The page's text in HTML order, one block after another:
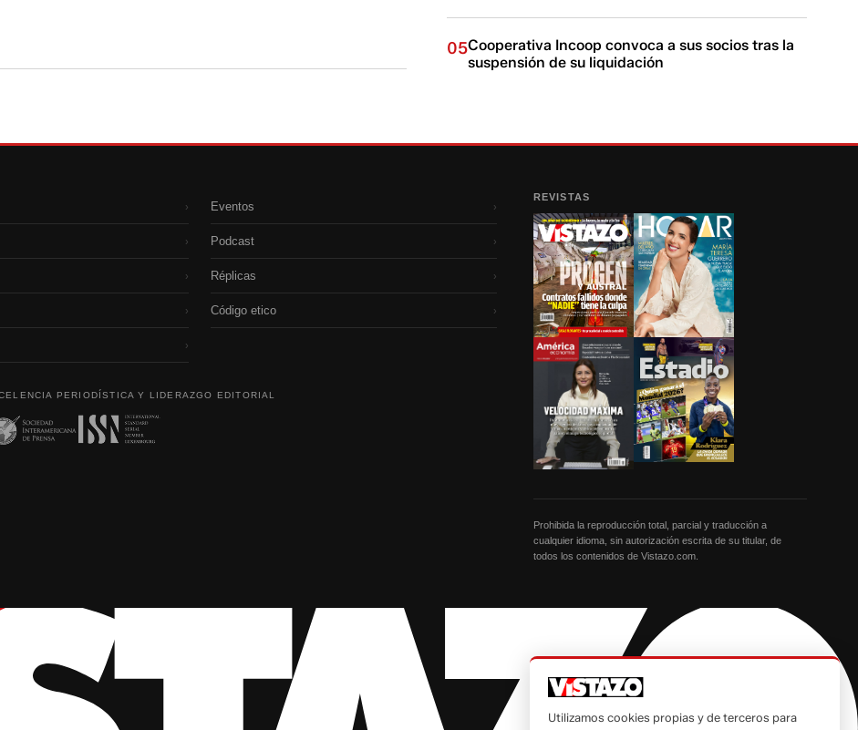
05Cooperativa Incoop convoca a sus socios tras la
suspensión de su liquidación
›
›
›
›
›
Eventos ›
Podcast ›
Réplicas ›
Código etico ›
PERIODÍSTICA Y LIDERAZGO EDITORIAL
REVISTAS
Prohibida la reproducción total, parcial y traducción a
cualquier idioma, sin autorización escrita de su titular, de
todos los contenidos de Vistazo.com.
Utilizamos cookies propias y de terceros para